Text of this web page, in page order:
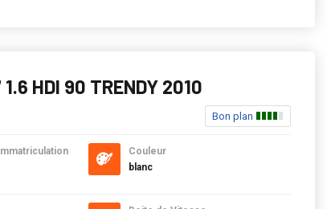
HDI 90 TRENDY 2010
Bon plan
Couleur
blanc